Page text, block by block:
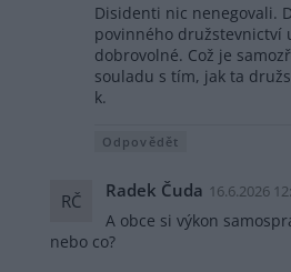
Disidenti nic nenegovali.
povinného družstevnictví
dobrovolné. Což je
souladu s tím, jak ta
k.
Odpovědět
RČ Radek Čuda 16.6.2026
A obce si výkon
nebo co?